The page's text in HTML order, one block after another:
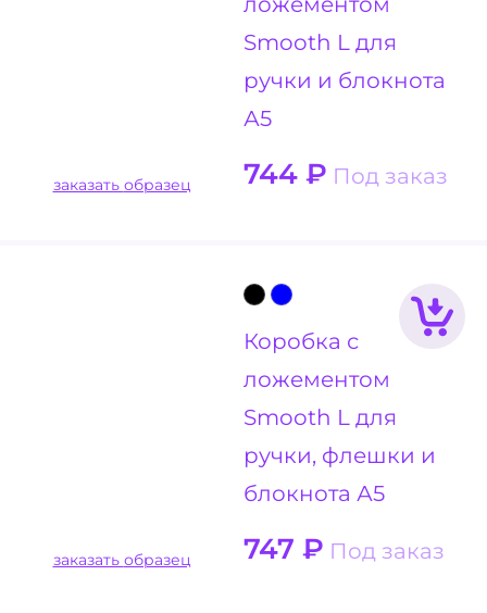
Smooth L для
ручки и блокнота
А5
744 ₽ Под заказ
заказать образец
Коробка с
ложементом
Smooth L для
ручки, флешки и
блокнота А5
747 ₽ Под заказ
заказать образец